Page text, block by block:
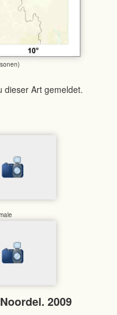
dieser Art gemeldet.
2009